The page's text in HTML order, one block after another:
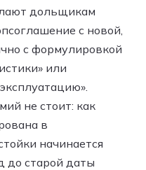
дольщикам
с новой,
с формулировкой
или
не стоит: как
в
начинается
до старой даты